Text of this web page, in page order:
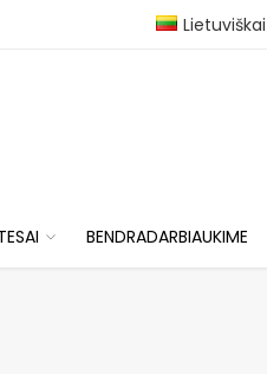
Lietuviškai
BENDRADARBIAUKIME